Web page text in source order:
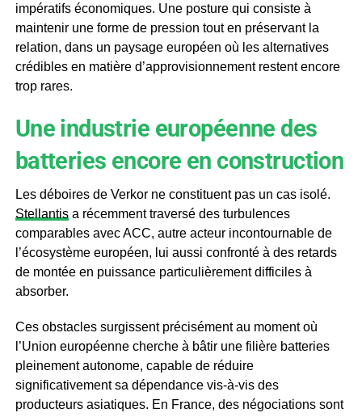
impératifs économiques. Une posture qui consiste à
maintenir une forme de pression tout en préservant la
relation, dans un paysage européen où les alternatives
crédibles en matière d’approvisionnement restent encore
trop rares.
Une industrie européenne des
batteries encore en construction
Les déboires de Verkor ne constituent pas un cas isolé.
Stellantisa récemment traversé des turbulences
comparables avec ACC, autre acteur incontournable de
l’écosystème européen, lui aussi confronté à des retards
de montée en puissance particulièrement difficiles à
absorber.
Ces obstacles surgissent précisément au moment où
l’Union européenne cherche à bâtir une filière batteries
pleinement autonome, capable de réduire
significativement sa dépendance vis-à-vis des
producteurs asiatiques. En France, des négociations sont